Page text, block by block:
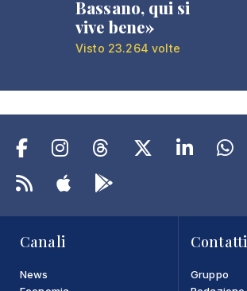
Bassano, qui si
vive bene»
Visto 23.264 volte
Canali
News
Contatti
Gruppo